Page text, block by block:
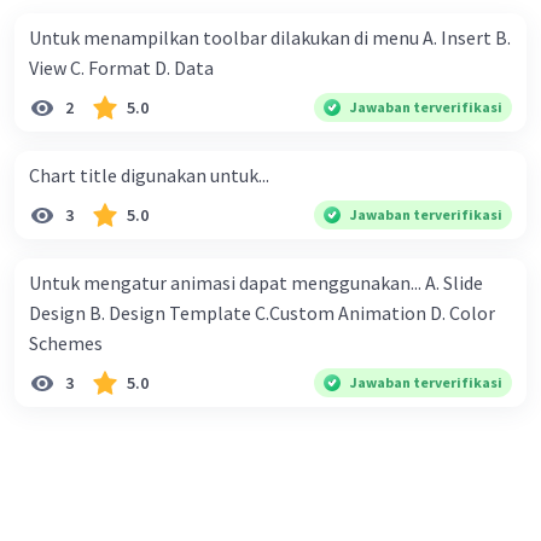
mendapatkan seribu rupiah, 2 ribu rupiah, 4 ribu rupiah, 8
ribu rupiah dan seterusnya. Mereka berniat untuk
membantu petani, dan mereka berdua sudah berjanji
mereka juga diam-diam sudah sepakat untuk membagi
sama rata dari yang diperoleh berdua. Pertanyaannya:
Kepada petani yang mana mereka bekerja sehingga
Untuk menampilkan toolbar dilakukan di menu A. Insert B.
View C. Format D. Data
2 5.0 Jawaban terverifikasi
Chart title digunakan untuk...
3 5.0 Jawaban terverifikasi
Untuk mengatur animasi dapat menggunakan... A. Slide
Design B. Design Template C.Custom Animation D. Color
Schemes​
3 5.0 Jawaban terverifikasi